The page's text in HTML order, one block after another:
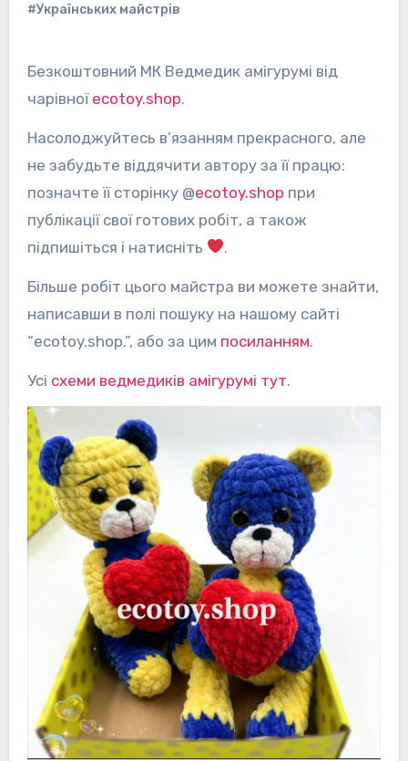
#Українських майстрів
Безкоштовний МК Ведмедик амігурумі від
чарівної ecotoy.shop.
Насолоджуйтесь в’язанням прекрасного, але
не забудьте віддячити автору за її працю:
позначте її сторінку @ecotoy.shop при
публікації свої готових робіт, а також
підпишіться і натисніть
.
Більше робіт цього майстра ви можете знайти,
написавши в полі пошуку на нашому сайті
“ecotoy.shop.”, або за цим посиланням.
Усі схеми ведмедиків амігурумі тут.